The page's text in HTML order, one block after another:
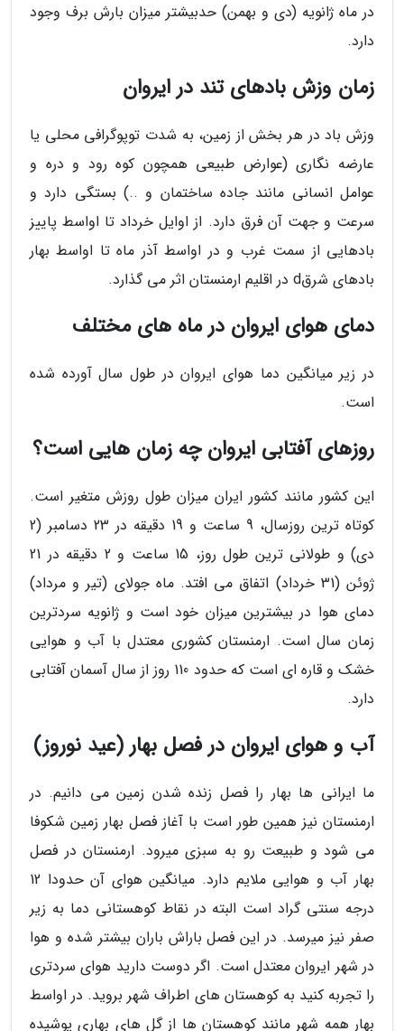
در ماه ژانویه (دی و بهمن) حدبیشتر میزان بارش برف وجود
دارد.
زمان وزش بادهای تند در ایروان
وزش باد در هر بخش از زمین، به شدت توپوگرافی محلی یا
عارضه نگاری (عوارض طبیعی همچون کوه رود و دره و
عوامل انسانی مانند جاده ساختمان و ..) بستگی دارد و
سرعت و جهت آن فرق دارد. از اوایل خرداد تا اواسط پاییز
بادهایی از سمت غرب و در اواسط آذر ماه تا اواسط بهار
بادهای شرقd در اقلیم ارمنستان اثر می گذارد.
دمای هوای ایروان در ماه های مختلف
در زیر میانگین دما هوای ایروان در طول سال آورده شده
است.
روزهای آفتابی ایروان چه زمان هایی است؟
این کشور مانند کشور ایران میزان طول روزش متغیر است.
کوتاه ترین روزسال، 9 ساعت و 19 دقیقه در 23 دسامبر (2
دی) و طولانی ترین طول روز، 15 ساعت و 2 دقیقه در 21
ژوئن (31 خرداد) اتفاق می افتد. ماه جولای (تیر و مرداد)
دمای هوا در بیشترین میزان خود است و ژانویه سردترین
زمان سال است. ارمنستان کشوری معتدل با آب و هوایی
خشک و قاره ای است که حدود 110 روز از سال آسمان آفتابی
دارد.
آب و هوای ایروان در فصل بهار (عید نوروز)
ما ایرانی ها بهار را فصل زنده شدن زمین می دانیم. در
ارمنستان نیز همین طور است با آغاز فصل بهار زمین شکوفا
می شود و طبیعت رو به سبزی میرود. ارمنستان در فصل
بهار آب و هوایی ملایم دارد. میانگین هوای آن حدودا 12
درجه سنتی گراد است البته در نقاط کوهستانی دما به زیر
صفر نیز میرسد. در این فصل باراش باران بیشتر شده و هوا
در شهر ایروان معتدل است. اگر دوست دارید هوای سردتری
را تجربه کنید به کوهستان های اطراف شهر بروید. در اواسط
بهار همه شهر مانند کوهستان ها از گل های بهاری پوشیده